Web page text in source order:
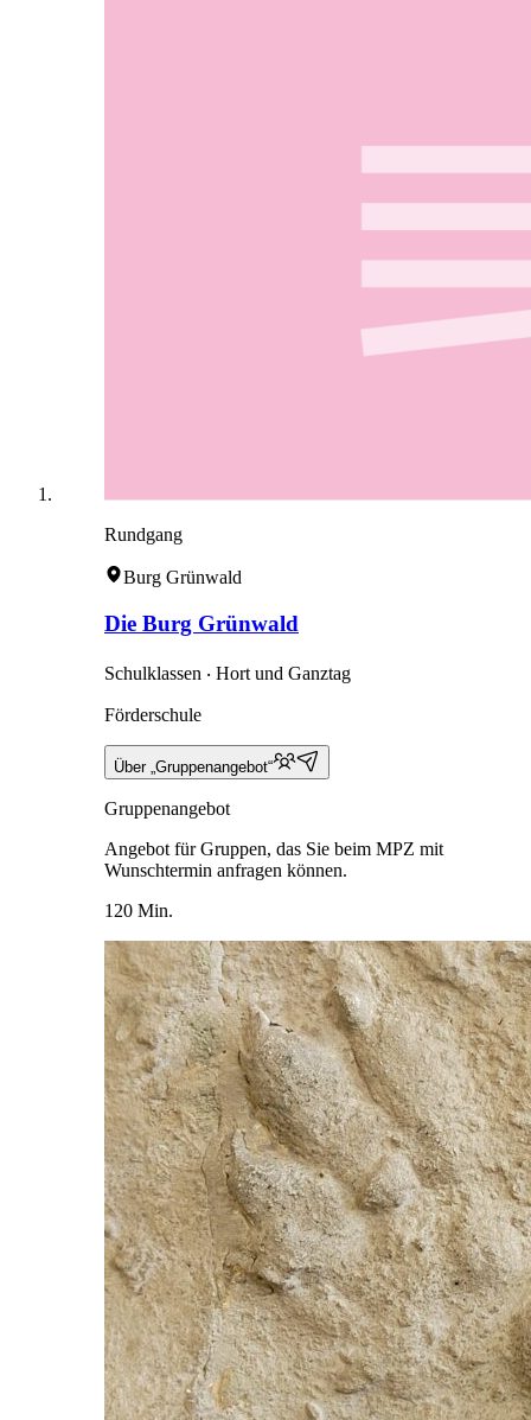
Rundgang
Burg Grünwald
Die Burg Grünwald
Schulklassen ‧ Hort und Ganztag
Förderschule
Über „Gruppenangebot“
Gruppenangebot
Angebot für Gruppen, das Sie beim MPZ mit
Wunschtermin anfragen können.
120 Min.